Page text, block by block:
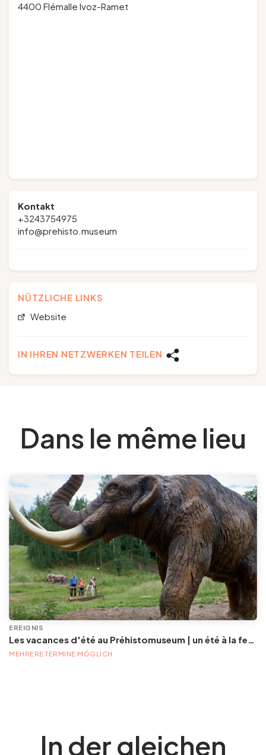
4400 Flémalle Ivoz-Ramet
Kontakt
+3243754975
info@prehisto.museum
NÜTZLICHE LINKS
Website
IN IHREN NETZWERKEN TEILEN
Dans le même lieu
EREIGNIS
Les vacances d'été au Préhistomuseum | un été à la ferme !
MEHRERE TERMINE MÖGLICH
In der gleichen